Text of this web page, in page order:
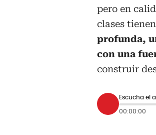
pero en
clases
profunda,
con una
construir
Escucha el
00:00:00